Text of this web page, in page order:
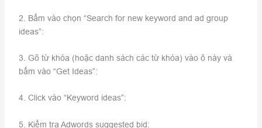
2. Bấm vào chọn “Search for new keyword and ad group
ideas”:
3. Gõ từ khóa (hoặc danh sách các từ khóa) vào ô này và
bấm vào “Get Ideas”:
4. Click vào “Keyword ideas”:
5. Kiểm tra Adwords suggested bid: